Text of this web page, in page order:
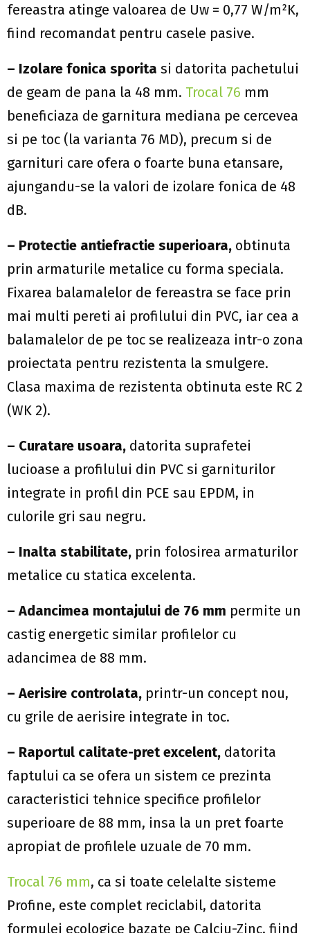
fereastra atinge valoarea de Uw = 0,77 W/m²K,
fiind recomandat pentru casele pasive.
– Izolare fonica sporita si datorita pachetului
de geam de pana la 48 mm. Trocal 76 mm
beneficiaza de garnitura mediana pe cercevea
si pe toc (la varianta 76 MD), precum si de
garnituri care ofera o foarte buna etansare,
ajungandu-se la valori de izolare fonica de 48
dB.
– Protectie antiefractie superioara, obtinuta
prin armaturile metalice cu forma speciala.
Fixarea balamalelor de fereastra se face prin
mai multi pereti ai profilului din PVC, iar cea a
balamalelor de pe toc se realizeaza intr-o zona
proiectata pentru rezistenta la smulgere.
Clasa maxima de rezistenta obtinuta este RC 2
(WK 2).
– Curatare usoara, datorita suprafetei
lucioase a profilului din PVC si garniturilor
integrate in profil din PCE sau EPDM, in
culorile gri sau negru.
– Inalta stabilitate, prin folosirea armaturilor
metalice cu statica excelenta.
– Adancimea montajului de 76 mm permite un
castig energetic similar profilelor cu
adancimea de 88 mm.
– Aerisire controlata, printr-un concept nou,
cu grile de aerisire integrate in toc.
– Raportul calitate-pret excelent, datorita
faptului ca se ofera un sistem ce prezinta
caracteristici tehnice specifice profilelor
superioare de 88 mm, insa la un pret foarte
apropiat de profilele uzuale de 70 mm.
Trocal 76 mm, ca si toate celelalte sisteme
Profine, este complet reciclabil, datorita
formulei ecologice bazate pe Calciu-Zinc, fiind